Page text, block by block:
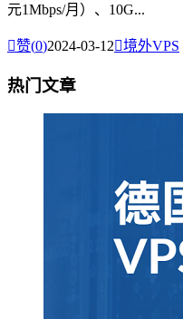
元1Mbps/月）、10G...
赞(0)2024-03-12境外VPS
热门文章